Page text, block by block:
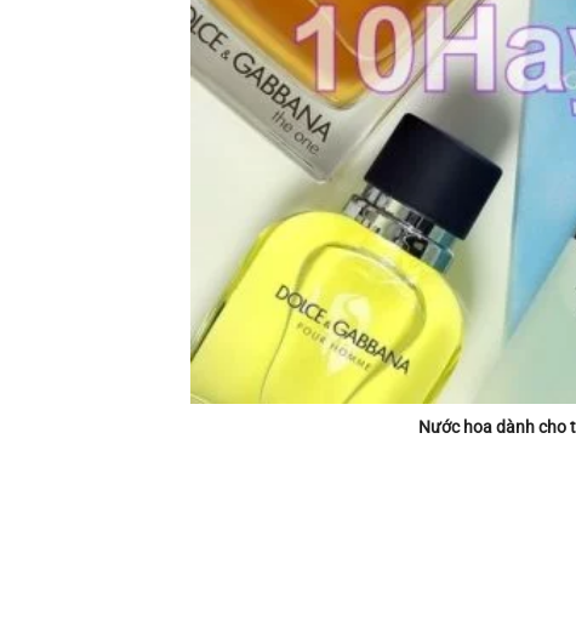
Nước hoa dành cho